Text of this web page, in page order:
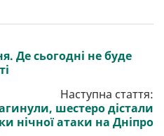
Де сьогодні не буде
Наступна стаття:
шестеро дістали
нічної атаки на Дніпро